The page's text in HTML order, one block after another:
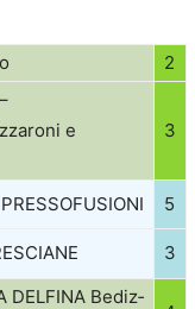
2
e
3
PRESSOFUSIONI 5
3
DELFINA Bediz­